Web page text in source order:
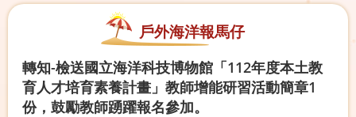
戶外海洋報馬仔
轉知-檢送國立海洋科技博物館「112年度本土教
育人才培育素養計畫」教師增能研習活動簡章1
份，鼓勵教師踴躍報名參加。